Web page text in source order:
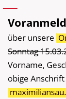
über unsere
Sonntag
Vorname,
obige